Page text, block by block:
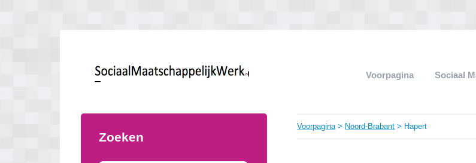
Voorpagina Sociaal
Zoeken
Voorpagina> Noord-Brabant > Hapert